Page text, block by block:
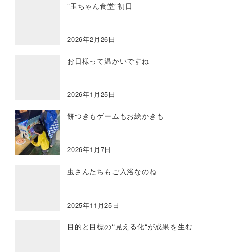
”玉ちゃん食堂”初日
2026年2月26日
お日様って温かいですね
2026年1月25日
餅つきもゲームもお絵かきも
2026年1月7日
虫さんたちもご入浴なのね
2025年11月25日
目的と目標の“見える化“が成果を生む